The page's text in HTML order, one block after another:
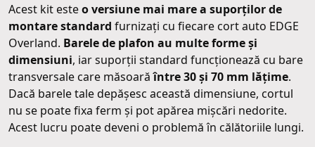
Acest kit esteo versiune mai mare a suporților de
montare standard furnizați cu fiecare cort auto EDGE
Overland. Barele de plafon au multe forme și
dimensiuni, iar suporții standard funcționează cu bare
transversale care măsoarăîntre 30 și 70 mm lățime.
Dacă barele tale depășesc această dimensiune, cortul
nu se poate fixa ferm și pot apărea mișcări nedorite.
Acest lucru poate deveni o problemă în călătoriile lungi.